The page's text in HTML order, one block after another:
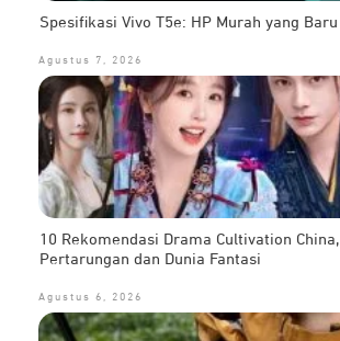
Spesifikasi Vivo T5e: HP Murah yang
Agustus 7, 2026
10 Rekomendasi Drama Cultivation
Pertarungan dan Dunia Fantasi
Agustus 6, 2026